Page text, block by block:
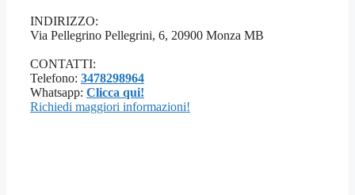
INDIRIZZO:
Via Pellegrino Pellegrini, 6, 20900 Monza MB
CONTATTI:
Telefono: 3478298964
Whatsapp: Clicca qui!
Richiedi maggiori informazioni!